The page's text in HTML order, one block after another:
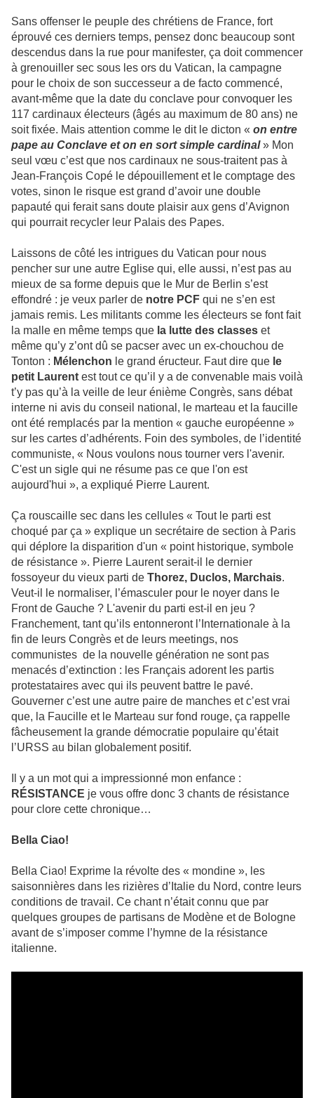
Sans offenser le peuple des chrétiens de France, fort
éprouvé ces derniers temps, pensez donc beaucoup sont
descendus dans la rue pour manifester, ça doit commencer
à grenouiller sec sous les ors du Vatican, la campagne
pour le choix de son successeur a de facto commencé,
avant-même que la date du conclave pour convoquer les
117 cardinaux électeurs (âgés au maximum de 80 ans) ne
soit fixée. Mais attention comme le dit le dicton « on entre
pape au Conclave et on en sort simple cardinal» Mon
seul vœu c’est que nos cardinaux ne sous-traitent pas à
Jean-François Copé le dépouillement et le comptage des
votes, sinon le risque est grand d’avoir une double
papauté qui ferait sans doute plaisir aux gens d’Avignon
qui pourrait recycler leur Palais des Papes.
Laissons de côté les intrigues du Vatican pour nous
pencher sur une autre Eglise qui, elle aussi, n’est pas au
mieux de sa forme depuis que le Mur de Berlin s’est
effondré : je veux parler de notre PCF qui ne s’en est
jamais remis. Les militants comme les électeurs se font fait
la malle en même temps que la lutte des classes et
même qu’y z’ont dû se pacser avec un ex-chouchou de
Tonton : Mélenchon le grand éructeur. Faut dire que le
petit Laurent est tout ce qu’il y a de convenable mais voilà
t’y pas qu’à la veille de leur énième Congrès, sans débat
interne ni avis du conseil national, le marteau et la faucille
ont été remplacés par la mention « gauche européenne »
sur les cartes d’adhérents. Foin des symboles, de l’identité
communiste, « Nous voulons nous tourner vers l'avenir.
C'est un sigle qui ne résume pas ce que l'on est
aujourd'hui », a expliqué Pierre Laurent.
Ça rouscaille sec dans les cellules « Tout le parti est
choqué par ça » explique un secrétaire de section à Paris
qui déplore la disparition d'un « point historique, symbole
de résistance ». Pierre Laurent serait-il le dernier
fossoyeur du vieux parti de Thorez, Duclos, Marchais.
Veut-il le normaliser, l’émasculer pour le noyer dans le
Front de Gauche ? L'avenir du parti est-il en jeu ?
Franchement, tant qu’ils entonneront l’Internationale à la
fin de leurs Congrès et de leurs meetings, nos
communistes de la nouvelle génération ne sont pas
menacés d’extinction : les Français adorent les partis
protestataires avec qui ils peuvent battre le pavé.
Gouverner c’est une autre paire de manches et c’est vrai
que, la Faucille et le Marteau sur fond rouge, ça rappelle
fâcheusement la grande démocratie populaire qu’était
l’URSS au bilan globalement positif.
Il y a un mot qui a impressionné mon enfance :
RÉSISTANCE je vous offre donc 3 chants de résistance
pour clore cette chronique…
Bella Ciao!
Bella Ciao! Exprime la révolte des « mondine », les
saisonnières dans les rizières d’Italie du Nord, contre leurs
conditions de travail. Ce chant n’était connu que par
quelques groupes de partisans de Modène et de Bologne
avant de s’imposer comme l’hymne de la résistance
italienne.